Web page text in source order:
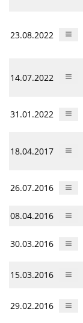
23.08.2022
14.07.2022
31.01.2022
18.04.2017
26.07.2016
08.04.2016
30.03.2016
15.03.2016
29.02.2016